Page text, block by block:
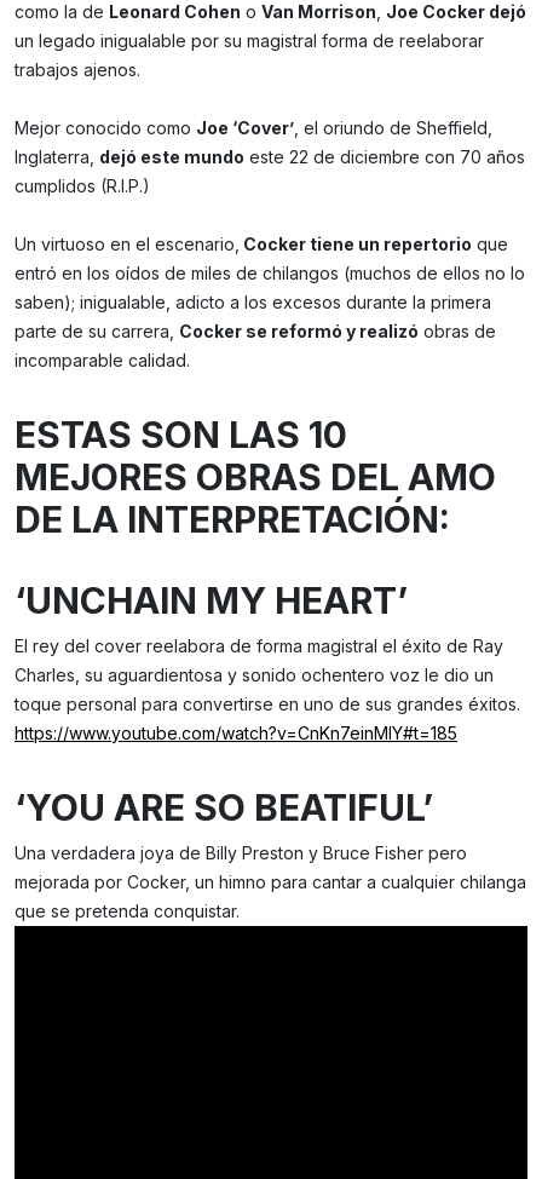
como la de Leonard Cohen o Van Morrison, Joe Cocker dejó
un legado inigualable por su magistral forma de reelaborar
trabajos ajenos.
Mejor conocido como Joe ‘Cover’, el oriundo de Sheffield,
Inglaterra, dejó este mundo este 22 de diciembre con 70 años
cumplidos (R.I.P.)
Un virtuoso en el escenario, Cocker tiene un repertorio que
entró en los oídos de miles de chilangos (muchos de ellos no lo
saben); inigualable, adicto a los excesos durante la primera
parte de su carrera, Cocker se reformó y realizó obras de
incomparable calidad.
ESTAS SON LAS 10
MEJORES OBRAS DEL AMO
DE LA INTERPRETACIÓN:
‘UNCHAIN MY HEART’
El rey del cover reelabora de forma magistral el éxito de Ray
Charles, su aguardientosa y sonido ochentero voz le dio un
toque personal para convertirse en uno de sus grandes éxitos.
https://www.youtube.com/watch?v=CnKn7einMlY#t=185
‘YOU ARE SO BEATIFUL’
Una verdadera joya de Billy Preston y Bruce Fisher pero
mejorada por Cocker, un himno para cantar a cualquier chilanga
que se pretenda conquistar.